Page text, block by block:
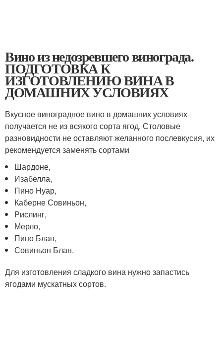
Вино из недозревшего винограда.
ПОДГОТОВКА К
ИЗГОТОВЛЕНИЮ ВИНА В
ДОМАШНИХ УСЛОВИЯХ
Вкусное виноградное вино в домашних условиях
получается не из всякого сорта ягод. Столовые
разновидности не оставляют желанного послевкусия, их
рекомендуется заменять сортами
Шардоне,
Изабелла,
Пино Нуар,
Каберне Совиньон,
Рислинг,
Мерло,
Пино Блан,
Совиньон Блан.
Для изготовления сладкого вина нужно запастись
ягодами мускатных сортов.